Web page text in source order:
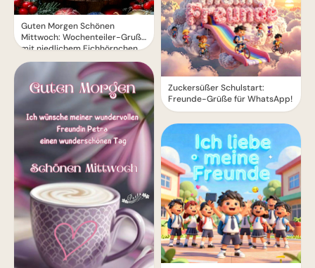
Guten Morgen Schönen
Mittwoch: Wochenteiler-Gruß
mit niedlichem Eichhörnchen
Zuckersüßer Schulstart:
Freunde-Grüße für WhatsApp!